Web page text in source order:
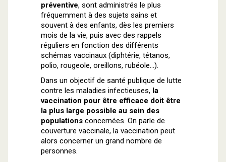
préventive, sont administrés le plus
fréquemment à des sujets sains et
souvent à des enfants, dès les premiers
mois de la vie, puis avec des rappels
réguliers en fonction des différents
schémas vaccinaux (diphtérie, tétanos,
polio, rougeole, oreillons, rubéole…).
Dans un objectif de santé publique de lutte
contre les maladies infectieuses, la
vaccination pour être efficace doit être
la plus large possible au sein des
populations concernées. On parle de
couverture vaccinale, la vaccination peut
alors concerner un grand nombre de
personnes.